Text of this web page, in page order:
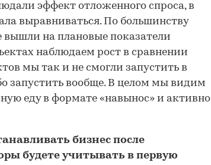
эффект отложенного спроса, в
выравниваться. По большинству
на плановые показатели
наблюдаем рост в сравнении
мы так и не смогли запустить в
запустить вообще. В целом мы видим
еду в формате «навынос» и активно
бизнес после
будете учитывать в первую